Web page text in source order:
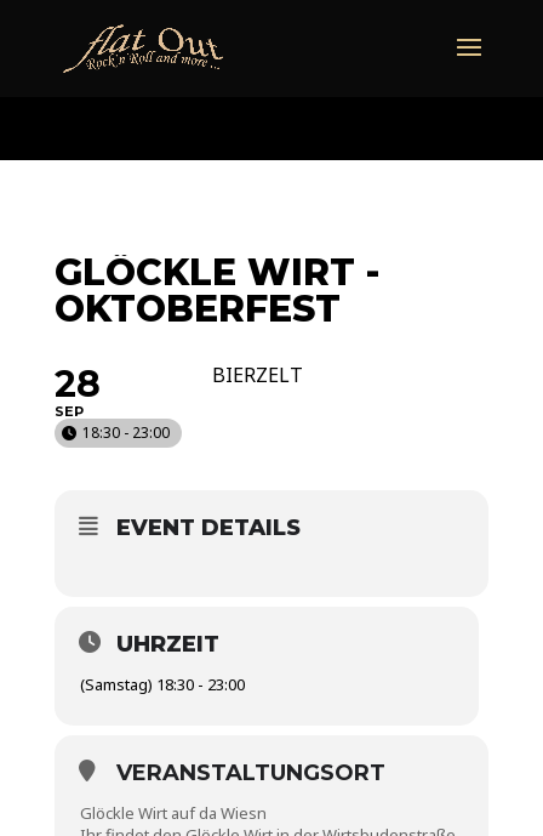
GLÖCKLE WIRT -
OKTOBERFEST
28
SEP
18:30 - 23:00
BIERZELT
EVENT DETAILS
UHRZEIT
(Samstag) 18:30 - 23:00
VERANSTALTUNGSORT
Glöckle Wirt auf da Wiesn